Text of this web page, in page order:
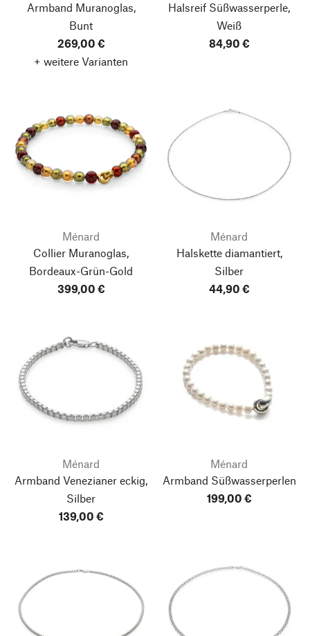
Armband Muranoglas,
Bunt
269,00 €
+ weitere Varianten
Halsreif Süßwasserperle,
Weiß
84,90 €
Ménard
Collier Muranoglas,
Bordeaux-Grün-Gold
399,00 €
Ménard
Halskette diamantiert,
Silber
44,90 €
Ménard
Armband Venezianer eckig,
Silber
139,00 €
Ménard
Armband Süßwasserperlen
199,00 €